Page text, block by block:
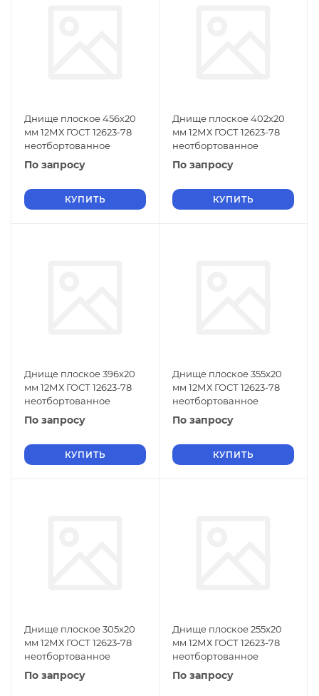
Днище плоское 456х20
мм 12МХ ГОСТ 12623-78
неотбортованное
По запросу
КУПИТЬ
Днище плоское 402х20
мм 12МХ ГОСТ 12623-78
неотбортованное
По запросу
КУПИТЬ
Днище плоское 396х20
мм 12МХ ГОСТ 12623-78
неотбортованное
По запросу
КУПИТЬ
Днище плоское 355х20
мм 12МХ ГОСТ 12623-78
неотбортованное
По запросу
КУПИТЬ
Днище плоское 305х20
мм 12МХ ГОСТ 12623-78
неотбортованное
По запросу
Днище плоское 255х20
мм 12МХ ГОСТ 12623-78
неотбортованное
По запросу